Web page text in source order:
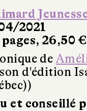
2021
26,50 €
de
d'édition
et conseillé